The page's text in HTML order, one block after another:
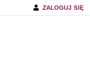
ZALOGUJ SIĘ